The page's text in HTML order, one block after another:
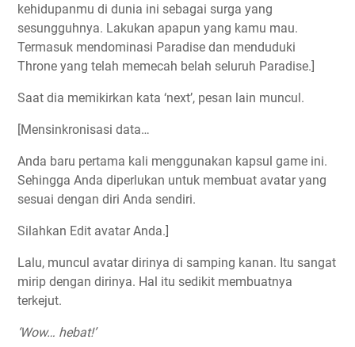
kehidupanmu di dunia ini sebagai surga yang
sesungguhnya. Lakukan apapun yang kamu mau.
Termasuk mendominasi Paradise dan menduduki
Throne yang telah memecah belah seluruh Paradise.]
Saat dia memikirkan kata ‘next’, pesan lain muncul.
[Mensinkronisasi data…
Anda baru pertama kali menggunakan kapsul game ini.
Sehingga Anda diperlukan untuk membuat avatar yang
sesuai dengan diri Anda sendiri.
Silahkan Edit avatar Anda.]
Lalu, muncul avatar dirinya di samping kanan. Itu sangat
mirip dengan dirinya. Hal itu sedikit membuatnya
terkejut.
‘Wow… hebat!’